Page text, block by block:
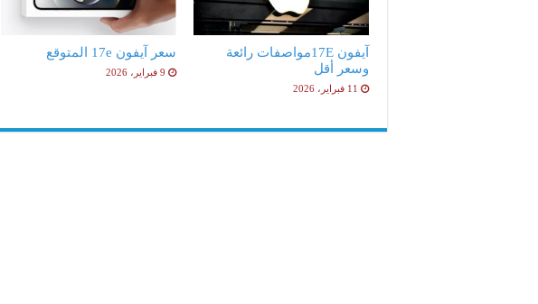
آيفون 17Eمواصفات رائعة
وسعر أقل
11 فبراير، 2026
سعر آيفون 17e المتوقع
9 فبراير، 2026